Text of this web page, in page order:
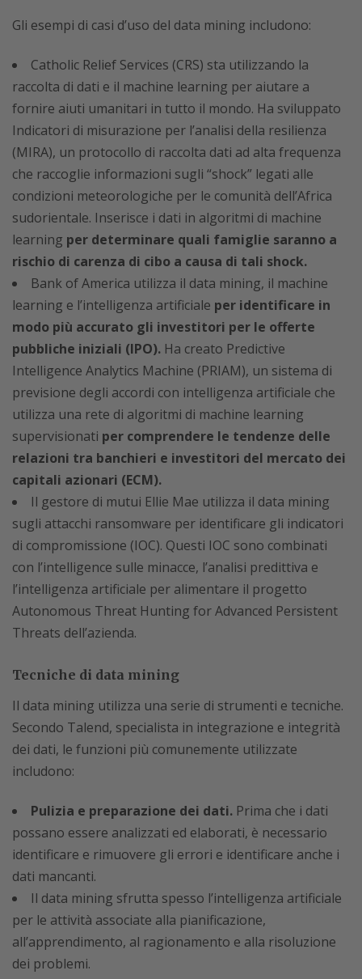
Gli esempi di casi d’uso del data mining includono:
Catholic Relief Services (CRS) sta utilizzando la
raccolta di dati e il machine learning per aiutare a
fornire aiuti umanitari in tutto il mondo. Ha sviluppato
Indicatori di misurazione per l’analisi della resilienza
(MIRA), un protocollo di raccolta dati ad alta frequenza
che raccoglie informazioni sugli “shock” legati alle
condizioni meteorologiche per le comunità dell’Africa
sudorientale. Inserisce i dati in algoritmi di machine
learning per determinare quali famiglie saranno a
rischio di carenza di cibo a causa di tali shock.
Bank of America utilizza il data mining, il machine
learning e l’intelligenza artificiale per identificare in
modo più accurato gli investitori per le offerte
pubbliche iniziali (IPO). Ha creato Predictive
Intelligence Analytics Machine (PRIAM), un sistema di
previsione degli accordi con intelligenza artificiale che
utilizza una rete di algoritmi di machine learning
supervisionati per comprendere le tendenze delle
relazioni tra banchieri e investitori del mercato dei
capitali azionari (ECM).
Il gestore di mutui Ellie Mae utilizza il data mining
sugli attacchi ransomware per identificare gli indicatori
di compromissione (IOC). Questi IOC sono combinati
con l’intelligence sulle minacce, l’analisi predittiva e
l’intelligenza artificiale per alimentare il progetto
Autonomous Threat Hunting for Advanced Persistent
Threats dell’azienda.
Tecniche di data mining
Il data mining utilizza una serie di strumenti e tecniche.
Secondo Talend, specialista in integrazione e integrità
dei dati, le funzioni più comunemente utilizzate
includono:
Pulizia e preparazione dei dati. Prima che i dati
possano essere analizzati ed elaborati, è necessario
identificare e rimuovere gli errori e identificare anche i
dati mancanti.
Il data mining sfrutta spesso l’intelligenza artificiale
per le attività associate alla pianificazione,
all’apprendimento, al ragionamento e alla risoluzione
dei problemi.